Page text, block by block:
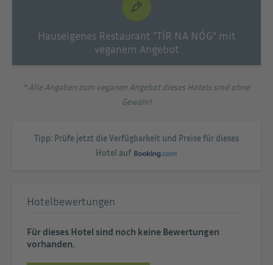
Hauseigenes Restaurant "TÍR NA NÓG" mit
veganem Angebot
* Alle Angaben zum veganen Angebot dieses Hotels sind ohne
Gewähr!
Tipp: Prüfe jetzt die Verfügbarkeit und Preise für dieses
Hotel auf
Hotelbewertungen
Für dieses Hotel sind noch keine Bewertungen
vorhanden.